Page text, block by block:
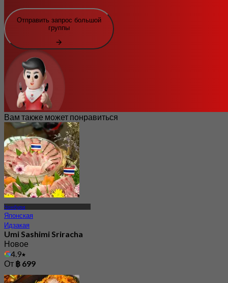
Отправить запрос большой
группы
Вам также может понравиться
Чонбури
Японская
Идзакая
Umi Sashimi Sriracha
Новое
4.9
От ฿ 699